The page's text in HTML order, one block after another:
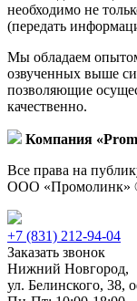
необходимо не
(передать
Мы обладаем
озвученных выше
позволяющие
качественно.
Компания
Все права на
ООО «Промолинк»
+7 (831) 212-94-04
Заказать звонок
Нижний Новгород,
ул. Белинского, 38,